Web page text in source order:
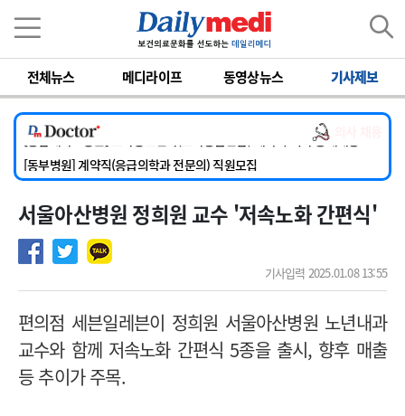
전체뉴스 메디라이프 동영상뉴스 기사제보
[서울아산병원] 2026년 하반기 인턴 모집
[영남대학교의료원] 마취통증의학과 임기제 임상의사 채용
[충남대학교병원] 소아청소년과(소아응급전담) 계약직 의사 공개채용
[동부병원] 계약직(응급의학과 전문의) 직원모집
[이대목동병원] 하반기 전공의(레지던트1년차) 모집
[서울아산병원] 2026년 하반기 인턴 모집
[영남대학교의료원] 마취통증의학과 임기제 임상의사 채용
서울아산병원 정희원 교수 '저속노화 간편식'
기사입력 2025.01.08 13:55
편의점 세븐일레븐이 정희원 서울아산병원 노년내과
교수와 함께 저속노화 간편식 5종을 출시, 향후 매출
등 추이가 주목.